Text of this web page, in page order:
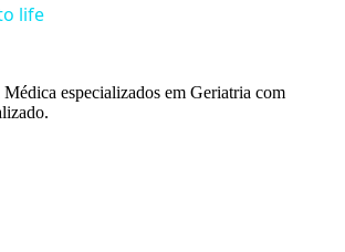
life
especializados em Geriatria com